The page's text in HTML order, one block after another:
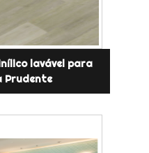
lavável para
Prudente